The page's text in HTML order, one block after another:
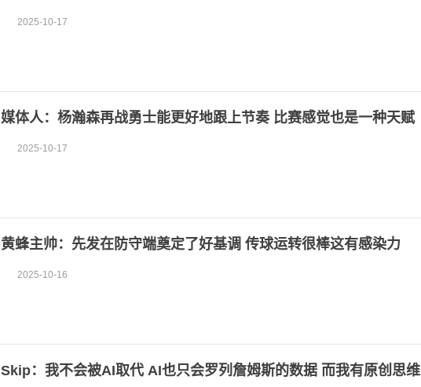
2025-10-17
媒体人：杨瀚森再战勇士能更好地跟上节奏 比赛感觉也是一种天赋
2025-10-17
黄蜂主帅：先发在防守端奠定了好基调 传球运转很棒这有感染力
2025-10-16
Skip：我不会被AI取代 AI也只会罗列詹姆斯的数据 而我有原创思维